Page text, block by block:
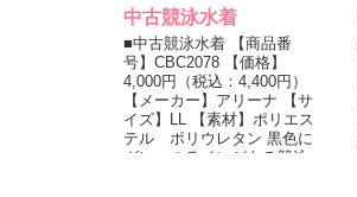
中古競泳水着
■中古競泳水着 【商品番
号】CBC2078 【価格】
4,000円（税込：4,400円）
【メーカー】アリーナ 【サ
イズ】LL 【素材】ポリエス
テル ポリウレタン 黒色に
グレーのラインがある競泳